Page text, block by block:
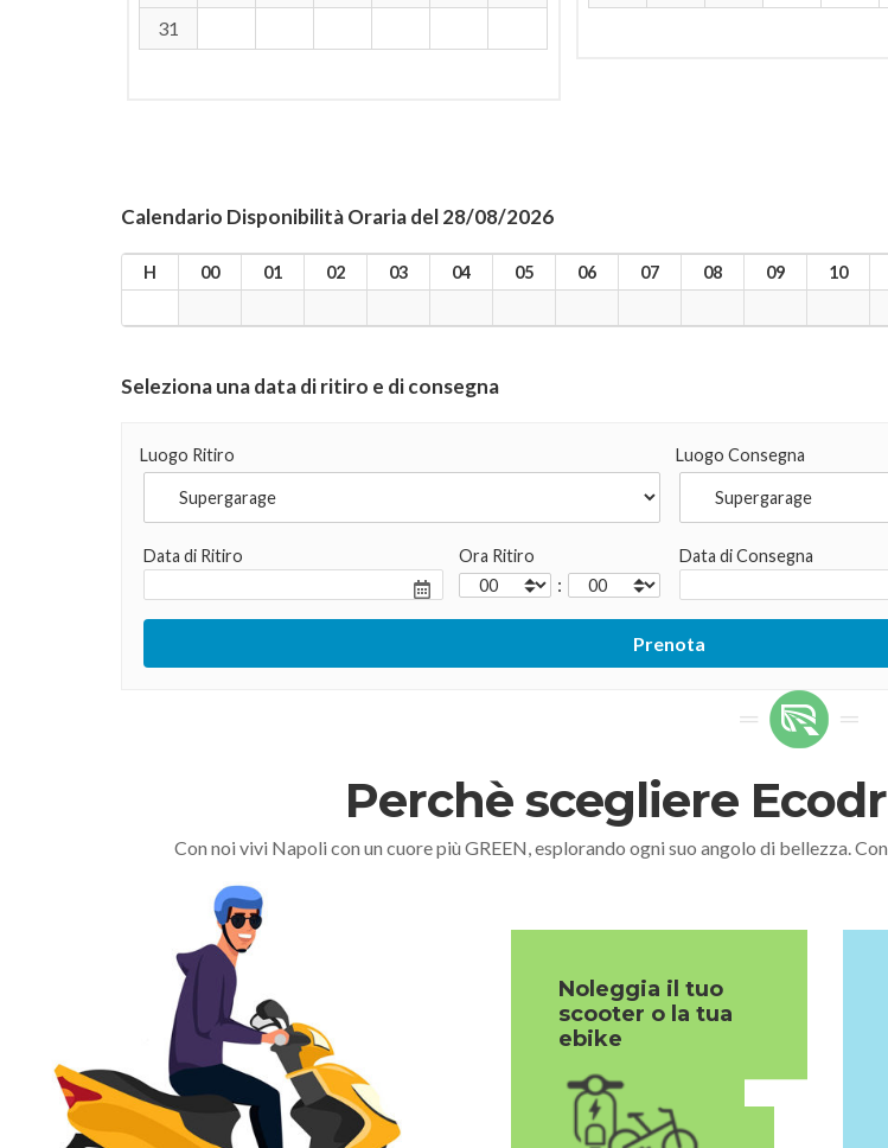
31
Calendario Disponibilità Oraria del 28/08/2026
H 00 01 02 03 04 05 06 07 08 09 10
Seleziona una data di ritiro e di consegna
Luogo Ritiro Luogo Consegna
Data di Ritiro Ora Ritiro
:
Data di Consegna
Perchè scegliere
Con noi vivi Napoli con un cuore più GREEN, esplorando ogni suo angolo di bellezza.
Noleggia il tuo
scooter o la tua
ebike